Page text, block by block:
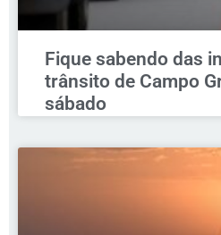
Fique sabendo das
trânsito de Campo
sábado